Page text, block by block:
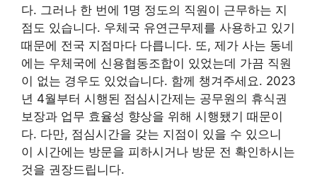
다. 그러나 한 번에 1명 정도의 직원이 근무하는 지
점도 있습니다. 우체국 유연근무제를 사용하고 있기
때문에 전국 지점마다 다릅니다. 또, 제가 사는 동네
에는 우체국에 신용협동조합이 있었는데 가끔 직원
이 없는 경우도 있었습니다. 함께 챙겨주세요. 2023
년 4월부터 시행된 점심시간제는 공무원의 휴식권
보장과 업무 효율성 향상을 위해 시행됐기 때문이
다. 다만, 점심시간을 갖는 지점이 있을 수 있으니
이 시간에는 방문을 피하시거나 방문 전 확인하시는
것을 권장드립니다.